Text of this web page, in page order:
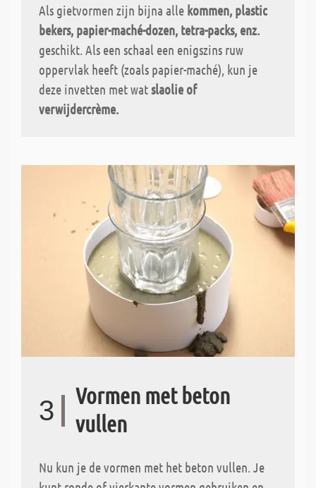
Als gietvormen zijn bijna alle kommen, plastic
bekers, papier-maché-dozen, tetra-packs, enz.
geschikt. Als een schaal een enigszins ruw
oppervlak heeft (zoals papier-maché), kun je
deze invetten met watslaolie of
verwijdercrème.
3
Vormen met beton
vullen
Nu kun je de vormen met het beton vullen. Je